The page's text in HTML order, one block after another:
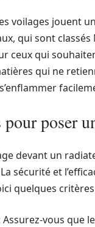
voilages jouent
qui sont
ceux qui
qui ne
poser
devant un
sécurité et
quelques
Assurez-vous que